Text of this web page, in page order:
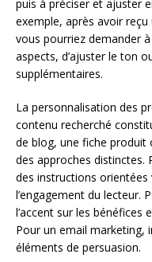
puis à préciser et ajuster
exemple, après avoir reçu
vous pourriez demander à
aspects, d’ajuster le ton
supplémentaires.
La personnalisation des
contenu recherché
de blog, une fiche produit
des approches distinctes.
des instructions
l’engagement du lecteur.
l’accent sur les bénéfices
Pour un email marketing,
éléments de persuasion.